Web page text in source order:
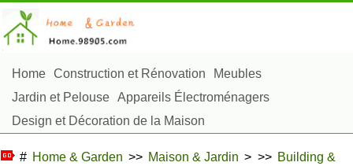
Home Construction et Rénovation
Meubles
Jardin et Pelouse Appareils Électroménagers
Design et Décoration de la Maison
# Home & Garden >> Maison & Jardin > >> Building &